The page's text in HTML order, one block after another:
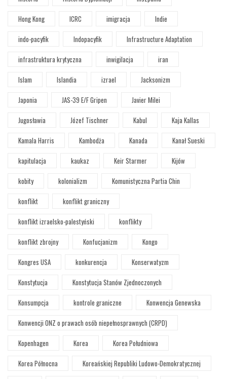
Hong Kong
ICRC imigracja
Indie
indo-pacyfik
Indopacyfik
Infrastructure Adaptation
infrastruktura krytyczna
inwigilacja
iran
Islam
Islandia izrael
Jacksonizm
Japonia
JAS-39 E/F Gripen
Javier Milei
Jugosławia
Józef Tischner Kabul
Kaja Kallas
Kamala Harris
Kambodża Kanada
Kanał Sueski
kapitulacja
kaukaz Keir Starmer
Kijów
kobity
kolonializm
Komunistyczna Partia Chin
konflikt
konflikt graniczny
konflikt izraelsko-palestyński
konflikty
konflikt zbrojny
Konfucjanizm
Kongo
Kongres USA
konkurencja
Konserwatyzm
Konstytucja
Konstytucja Stanów Zjednoczonych
Konsumpcja
kontrole graniczne
Konwencja Genewska
Konwencji ONZ o prawach osób niepełnosprawnych (CRPD)
Kopenhagen
Korea
Korea Południowa
Korea Północna
Koreańskiej Republiki Ludowo-Demokratycznej